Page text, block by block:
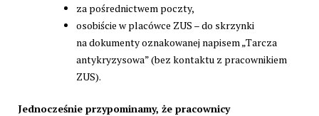
za pośrednictwem poczty,
osobiście w placówce ZUS – do skrzynki
na dokumenty oznakowanej napisem „Tarcza
antykryzysowa” (bez kontaktu z pracownikiem
ZUS).
Jednocześnie przypominamy, że pracownicy